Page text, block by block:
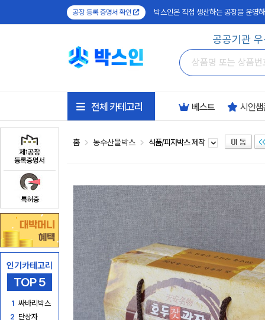
공장 등록 증명서 확인 박스인은 직접 생산하는 공장을 운영
공공기관
인기카테고리
TOP 5
1 싸바리박스
2 단상자
전체 카테고리 베스트 시안
홈 농수산물박스 식품/피자박스 제작